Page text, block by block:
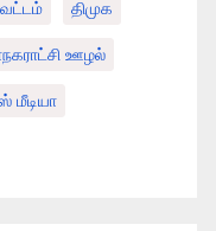
திமுக
ஊழல்
மீடியா